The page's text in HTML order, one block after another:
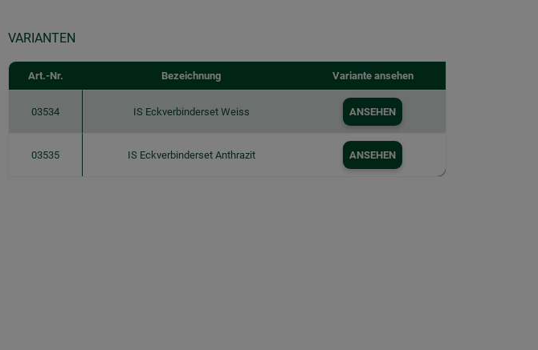
VARIANTEN
Art.-Nr. Bezeichnung Variante ansehen
03534 IS Eckverbinderset Weiss ANSEHEN
03535 IS Eckverbinderset Anthrazit ANSEHEN